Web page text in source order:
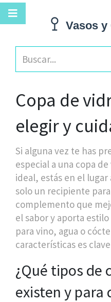
Copa de
elegir y
Si alguna vez te has
especial a una copa
ideal, estás en el lugar
solo un recipiente
complemento que
el sabor y aporta estilo
para vino, agua o
características es
¿Qué tipos de
existen y para